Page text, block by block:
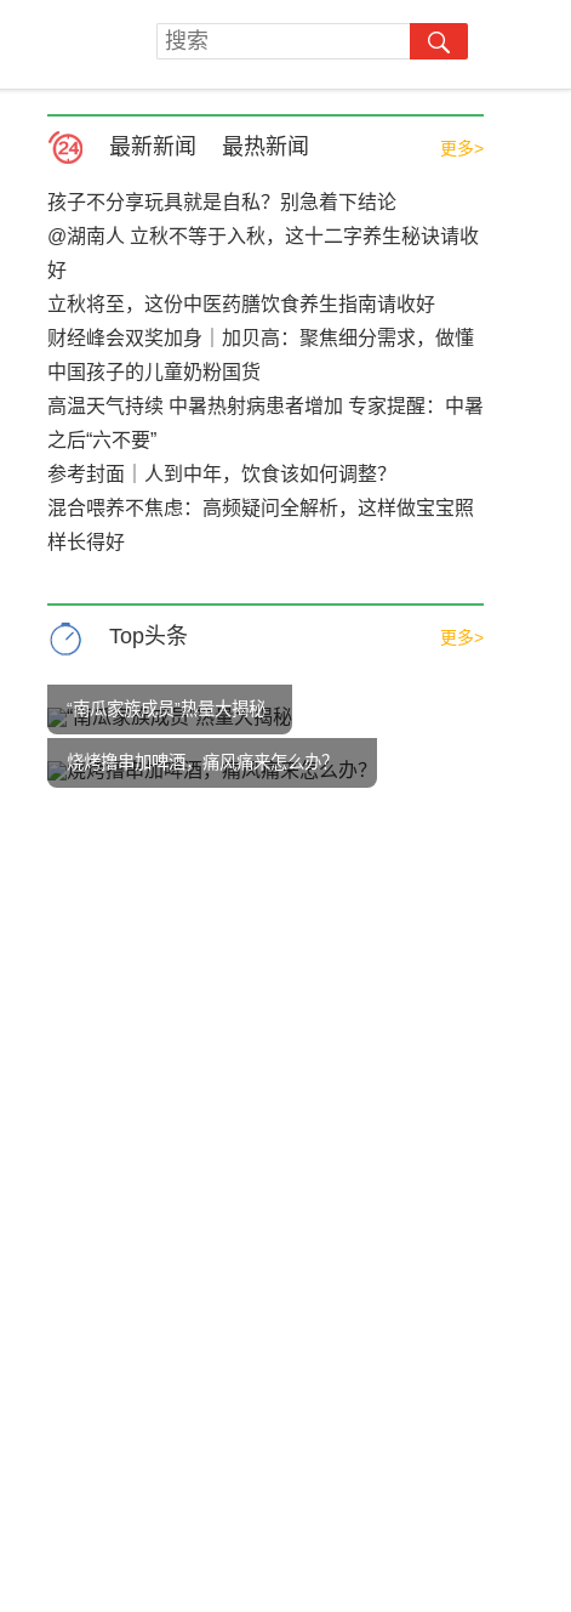
最新新闻 最热新闻 更多>
孩子不分享玩具就是自私？别急着下结论
@湖南人 立秋不等于入秋，这十二字养生秘诀请收
好
立秋将至，这份中医药膳饮食养生指南请收好
财经峰会双奖加身｜加贝高：聚焦细分需求，做懂
中国孩子的儿童奶粉国货
高温天气持续 中暑热射病患者增加 专家提醒：中暑
之后“六不要”
参考封面｜人到中年，饮食该如何调整？
混合喂养不焦虑：高频疑问全解析，这样做宝宝照
样长得好
Top头条 更多>
“南瓜家族成员”热量大揭秘
烧烤撸串加啤酒，痛风痛来怎么办？